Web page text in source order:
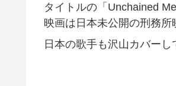
タイトルの「Unchained
映画は日本未公開の刑務所
日本の歌手も沢山カバーし